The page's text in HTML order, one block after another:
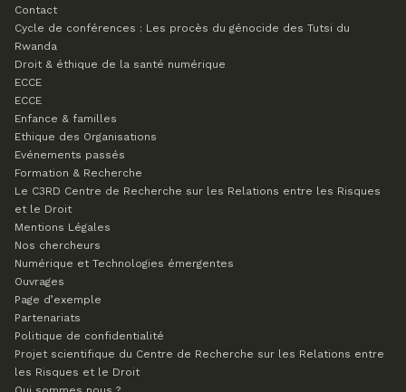
Contact
Cycle de conférences : Les procès du génocide des Tutsi du
Rwanda
Droit & éthique de la santé numérique
ECCE
ECCE
Enfance & familles
Ethique des Organisations
Evénements passés
Formation & Recherche
Le C3RD Centre de Recherche sur les Relations entre les Risques
et le Droit
Mentions Légales
Nos chercheurs
Numérique et Technologies émergentes
Ouvrages
Page d’exemple
Partenariats
Politique de confidentialité
Projet scientifique du Centre de Recherche sur les Relations entre
les Risques et le Droit